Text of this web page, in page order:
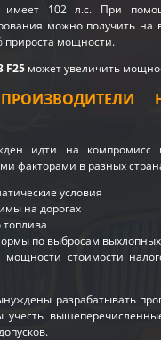
имеет 102 л.с. При
можно получить на
прироста мощности.
F25 может увеличить
идти на
факторами в разных
условия
на дорогах
топлива
по выбросам выхлопных
мощности стоимости
разрабатывать
учесть